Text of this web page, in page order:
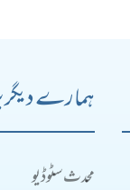
ہمارے دیگر
محدث سٹوڈیو